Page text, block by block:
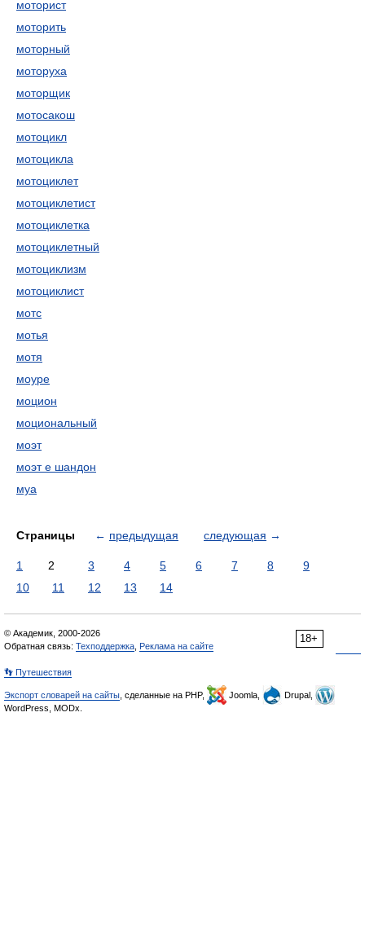
моторист
моторить
моторный
моторуха
моторщик
мотосакош
мотоцикл
мотоцикла
мотоциклет
мотоциклетист
мотоциклетка
мотоциклетный
мотоциклизм
мотоциклист
мотс
мотья
мотя
моуре
моцион
моциональный
моэт
моэт е шандон
муа
Страницы ← предыдущая следующая →
1 2 3 4 5 6 7 8
9
10
11 12 13 14
18+
© Академик, 2000-2026
Обратная связь: Техподдержка Реклама на сайте
👣 Путешествия
Экспорт словарей на сайты , сделанные на PHP, Joomla,
Drupal,
WordPress, MODx.